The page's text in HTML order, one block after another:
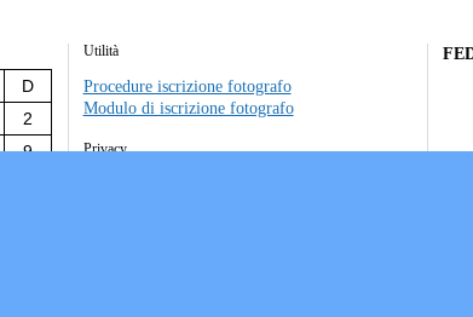
D
2
9
Utilità
Procedure iscrizione fotografo
Modulo di iscrizione fotografo
Privacy